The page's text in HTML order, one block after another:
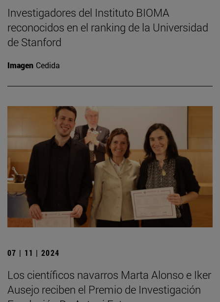
Investigadores del Instituto BIOMA
reconocidos en el ranking de la Universidad
de Stanford
Imagen Cedida
07 | 11 | 2024
Los científicos navarros Marta Alonso e Iker
Ausejo reciben el Premio de Investigación